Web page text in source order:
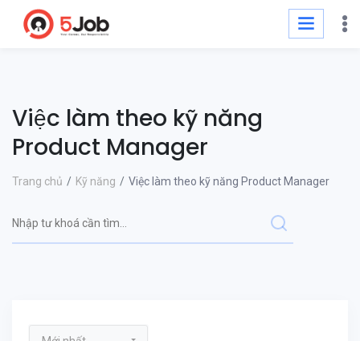
Việc làm theo kỹ năng
Product Manager
Trang chủ Kỹ năng Việc làm theo kỹ năng Product Manager